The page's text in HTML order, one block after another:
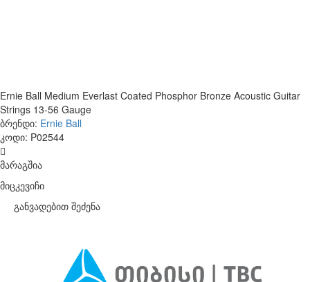
Ernie Ball Medium Everlast Coated Phosphor Bronze Acoustic Guitar
Strings 13-56 Gauge
ბრენდი: Ernie Ball
კოდი: P02544
მარაგშია
მიცკევიჩი
განვადებით შეძენა